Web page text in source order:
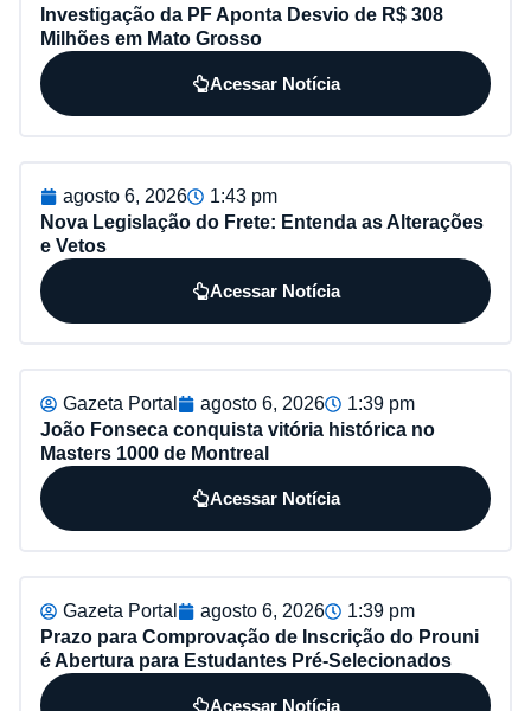
Investigação da PF Aponta Desvio de R$ 308
Milhões em Mato Grosso
Acessar Notícia
agosto 6, 2026
1:43 pm
Nova Legislação do Frete: Entenda as Alterações
e Vetos
Acessar Notícia
Gazeta Portal agosto 6, 2026
1:39 pm
João Fonseca conquista vitória histórica no
Masters 1000 de Montreal
Acessar Notícia
Gazeta Portal agosto 6, 2026
1:39 pm
Prazo para Comprovação de Inscrição do Prouni
é Abertura para Estudantes Pré-Selecionados
Acessar Notícia